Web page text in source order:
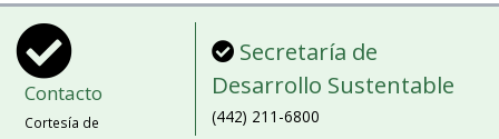
Contacto
Cortesía de
Secretaría de
Desarrollo Sustentable
(442) 211-6800